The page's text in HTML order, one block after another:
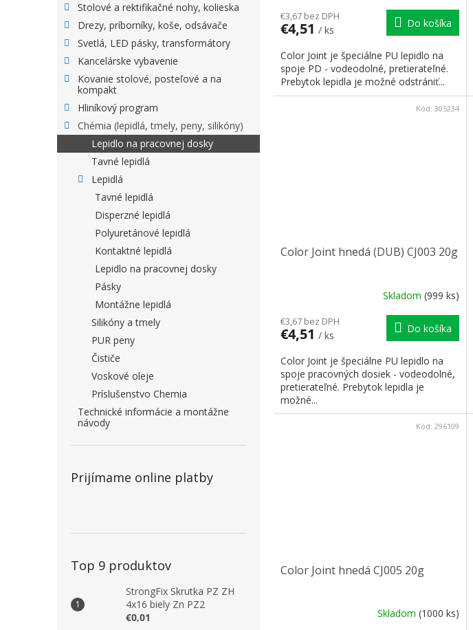
Stolové a rektifikačné nohy, kolieska
Drezy, príborníky, koše, odsávače
Svetlá, LED pásky, transformátory
Kancelárske vybavenie
Kovanie stolové, posteľové a na
kompakt
Hliníkový program
Chémia (lepidlá, tmely, peny, silikóny)
Lepidlo na pracovnej dosky
Tavné lepidlá
Lepidlá
Tavné lepidlá
Disperzné lepidlá
Polyuretánové lepidlá
Kontaktné lepidlá
Lepidlo na pracovnej dosky
Pásky
Montážne lepidlá
Silikóny a tmely
PUR peny
Čističe
Voskové oleje
Príslušenstvo Chemia
Technické informácie a montážne
návody
Prijímame online platby
Top 9 produktov
StrongFix Skrutka PZ ZH
4x16 biely Zn PZ2
€0,01
€3,67 bez DPH
€4,51 / ks
Do košíka
Color Joint je špeciálne PU lepidlo na
spoje PD - vodeodolné, pretierateľné.
Prebytok lepidla je možné odstrániť...
Color Joint hnedá (DUB) CJ003 20g
Skladom (999 ks)
€3,67 bez DPH
€4,51 / ks
Do košíka
Color Joint je špeciálne PU lepidlo na
spoje pracovných dosiek - vodeodolné,
pretierateľné. Prebytok lepidla je
možné...
Kód: 305234
Color Joint hnedá CJ005 20g
Skladom (1000 ks)
Kód: 296109